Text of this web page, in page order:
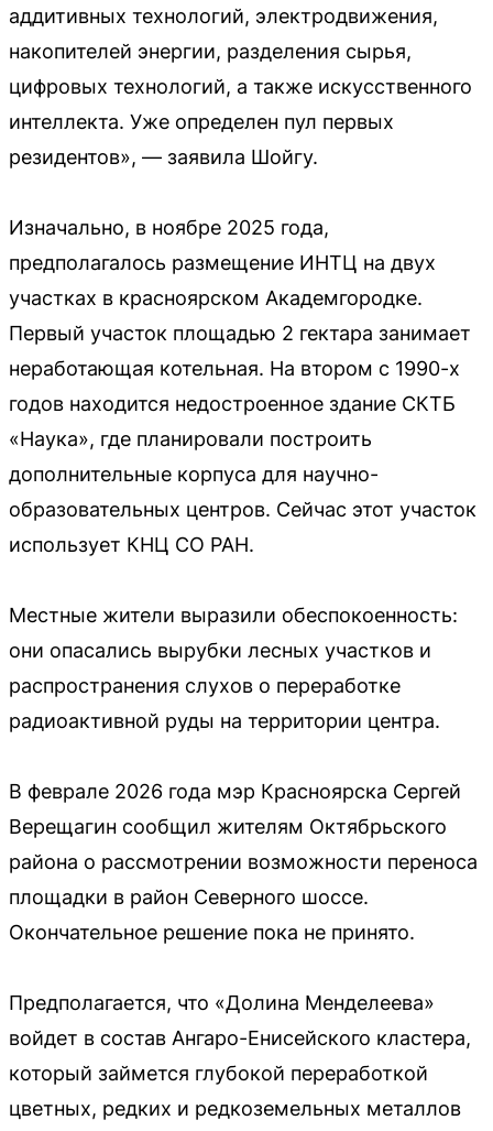
аддитивных технологий, электродвижения,
накопителей энергии, разделения сырья,
цифровых технологий, а также искусственного
интеллекта. Уже определен пул первых
резидентов», — заявила Шойгу.
Изначально, в ноябре 2025 года,
предполагалось размещение ИНТЦ на двух
участках в красноярском Академгородке.
Первый участок площадью 2 гектара занимает
неработающая котельная. На втором с 1990-х
годов находится недостроенное здание СКТБ
«Наука», где планировали построить
дополнительные корпуса для научно-
образовательных центров. Сейчас этот участок
использует КНЦ СО РАН.
Местные жители выразили обеспокоенность:
они опасались вырубки лесных участков и
распространения слухов о переработке
радиоактивной руды на территории центра.
В феврале 2026 года мэр Красноярска Сергей
Верещагин сообщил жителям Октябрьского
района о рассмотрении возможности переноса
площадки в район Северного шоссе.
Окончательное решение пока не принято.
Предполагается, что «Долина Менделеева»
войдет в состав Ангаро-Енисейского кластера,
который займется глубокой переработкой
цветных, редких и редкоземельных металлов